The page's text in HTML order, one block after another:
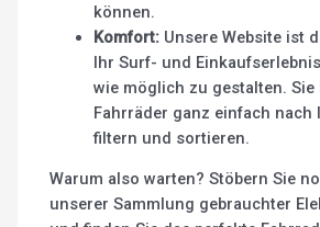
können.
Komfort: Unsere Website ist
Ihr Surf- und
wie möglich zu gestalten. Sie
Fahrräder ganz einfach nach
filtern und sortieren.
Warum also warten? Stöbern Sie
unserer Sammlung gebrauchter